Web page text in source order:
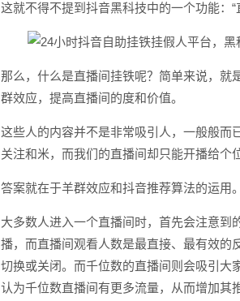
这就不得不提到抖音黑科技中的一个功能：
那么，什么是直播间挂铁呢？简单来说，就
群效应，提高直播间的度和价值。
这些人的内容并不是非常吸引人，一般般而
关注和米，而我们的直播间却只能开播给个
答案就在于羊群效应和抖音推荐算法的运用。
大多数人进入一个直播间时，首先会注意到
播，而直播间观看人数是最直接、最有效的
切换或关闭。而千位数的直播间则会吸引大
认为千位数直播间有更多流量，从而增加其